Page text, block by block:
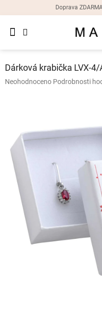
Doprava
Dámské
náušnice
Dámské
náhrdelníky
Dámske
hodinky
Doplňky
Slevy
Dárková krabička LVX-
Průměrné
hvězdiček.
Neohodnoceno Podrobnosti